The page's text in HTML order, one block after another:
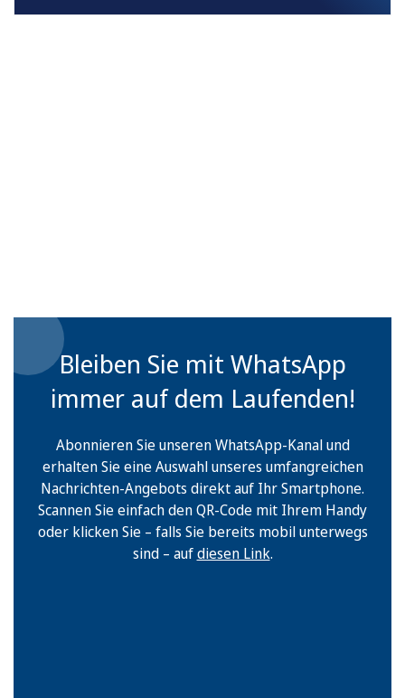
Bleiben Sie mit WhatsApp
immer auf dem Laufenden!
Abonnieren Sie unseren WhatsApp-Kanal und
erhalten Sie eine Auswahl unseres umfangreichen
Nachrichten-Angebots direkt auf Ihr Smartphone.
Scannen Sie einfach den QR-Code mit Ihrem Handy
oder klicken Sie – falls Sie bereits mobil unterwegs
sind – aufdiesen Link.